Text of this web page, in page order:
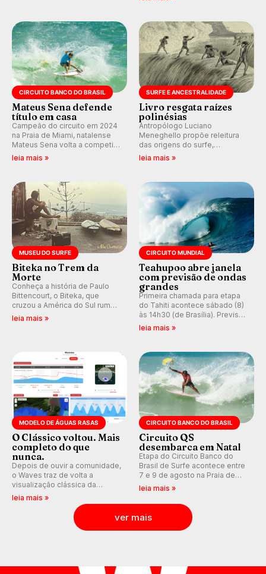
etapas da WSL.
km/h em Itanhaém.
CIRCUITO BANCO DO BRASIL
Mateus Sena defende
título em casa
Campeão do circuito em 2024
na Praia de Miami, natalense
Mateus Sena volta a competir
em casa em busca de manter a
leia mais »
SURFE E ANCESTRALIDADE
Livro resgata raízes
polinésias
Antropólogo Luciano
Meneghello propõe releitura
das origens do surfe,
resgatando a cultura polinésia
prática em esporte e indústria.
leia mais »
MUSEU DO SURFE
Biteka no Trem da
Morte
Conheça a história de Paulo
Bittencourt, o Biteka, que
cruzou a América do Sul rumo
ao Pacífico em uma jornada
leia mais »
CIRCUITO MUNDIAL
Teahupoo abre janela
com previsão de ondas
grandes
Primeira chamada para etapa
do Tahiti acontece sábado (8)
às 14h30 (de Brasília). Previsão
indica swell consistente.
Kelly Slater convidado.
leia mais »
MODELO DE ÁGUAS RASAS
O Clássico voltou. Mais
completo do que
nunca.
Depois de ouvir a comunidade,
o Waves traz de volta a
visualização clássica da
previsão de águas rasas,
agora integrada à nova
plataforma e com previsão das
ondas para até 16 dias.
leia mais »
CIRCUITO BANCO DO BRASIL
Circuito QS
desembarca em Natal
Etapa do Circuito Banco do
Brasil de Surfe acontece entre
7 e 9 de agosto na Praia de
Miami (RN), em disputas
(QS) 4.000 e pela corrida por
vagas no Challenger Series.
leia mais »
ver mais